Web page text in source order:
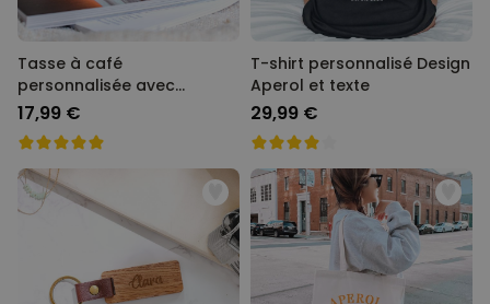
Tasse à café
personnalisée avec
monogramme
17,99 €
T-shirt personnalisé Design
Aperol et texte
29,99 €